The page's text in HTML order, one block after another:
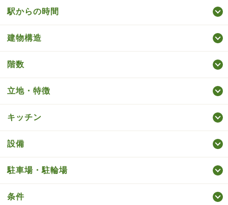
駅からの時間
建物構造
階数
立地・特徴
キッチン
設備
駐車場・駐輪場
条件